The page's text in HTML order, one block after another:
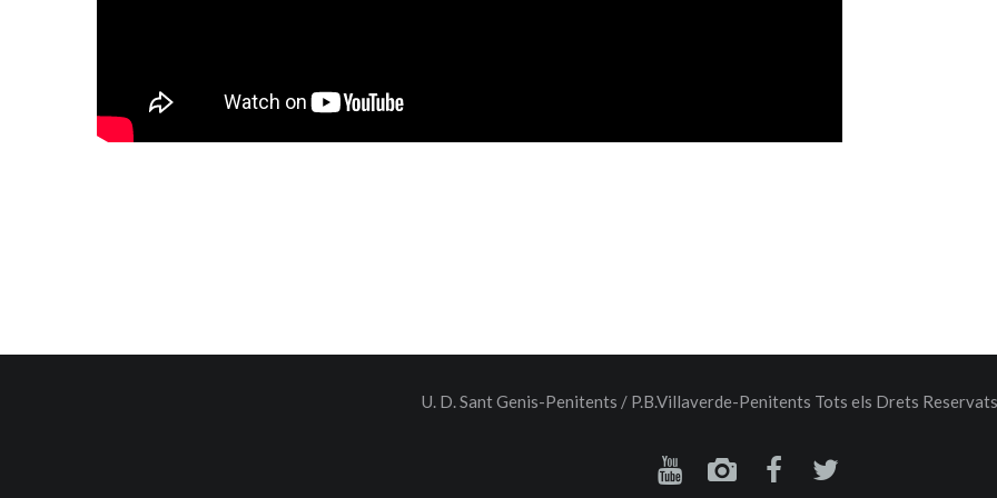
U. D. Sant Genis-Penitents / P.B.Villaverde-Penitents Tots els Drets